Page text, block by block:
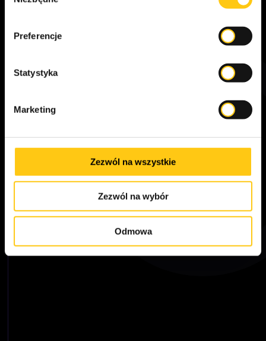
Preferencje
Statystyka
Marketing
Zezwól na wszystkie
Zezwól na wybór
Odmowa